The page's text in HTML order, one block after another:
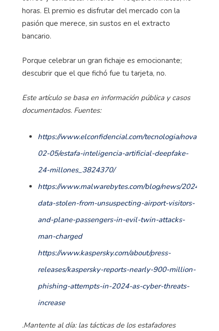
horas. El premio es disfrutar del mercado con la
pasión que merece, sin sustos en el extracto
bancario.
Porque celebrar un gran fichaje es emocionante;
descubrir que el que fichó fue tu tarjeta, no.
Este artículo se basa en información pública y casos
documentados. Fuentes:
https://www.elconfidencial.com/tecnologia/novaceno/
02-05/estafa-inteligencia-artificial-deepfake-
24-millones_3824370/
https://www.malwarebytes.com/blog/news/2024/07/
data-stolen-from-unsuspecting-airport-visitors-
and-plane-passengers-in-evil-twin-attacks-
man-charged
https://www.kaspersky.com/about/press-
releases/kaspersky-reports-nearly-900-million-
phishing-attempts-in-2024-as-cyber-threats-
increase
.Mantente al día: las tácticas de los estafadores